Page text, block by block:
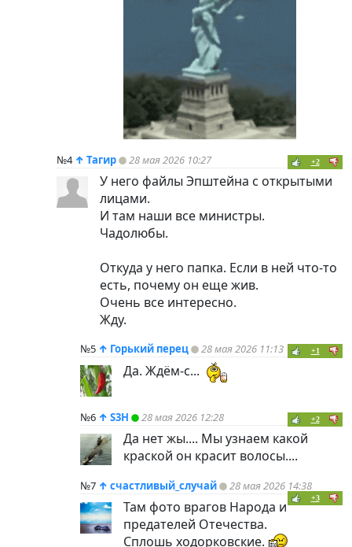
№4 ↑ Тагир 28 мая 2026 10:27 +2
У него файлы Эпштейна с открытыми
лицами.
И там наши все министры.
Чадолюбы.
Откуда у него папка. Если в ней что-то
есть, почему он еще жив.
Очень все интересно.
Жду.
№5 ↑ Горький перец 28 мая 2026 11:13 +1
Да. Ждём-с...
№6 ↑ S3H 28 мая 2026 12:28 +2
Да нет жы.... Мы узнаем какой
краской он красит волосы....
№7 ↑ счастливый_случай 28 мая 2026 14:38
+3
Там фото врагов Народа и
предателей Отечества.
Сплошь ходорковские.